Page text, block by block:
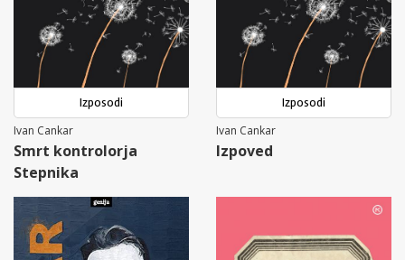
Izposodi
Ivan Cankar
Smrt kontrolorja
Stepnika
Izposodi
Ivan Cankar
Izpoved